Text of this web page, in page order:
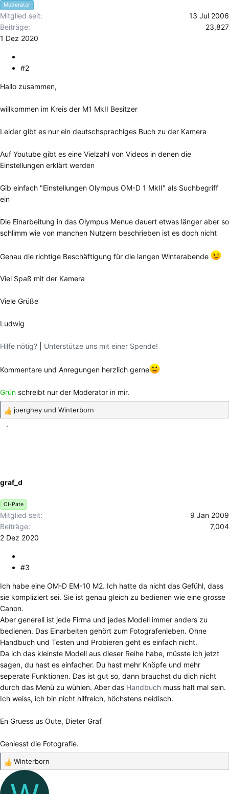
Moderator
Mitglied seit
13 Jul 2006
Beiträge
23,827
1 Dez 2020
#2
Hallo zusammen,
willkommen im Kreis der M1 MkII Besitzer
Leider gibt es nur ein deutschsprachiges Buch zu der Kamera
Auf Youtube gibt es eine Vielzahl von Videos in denen die
Einstellungen erklärt werden
Gib einfach "Einstellungen Olympus OM-D 1 MkII" als Suchbegriff
ein
Die Einarbeitung in das Olympus Menue dauert etwas länger aber so
schlimm wie von manchen Nutzern beschrieben ist es doch nicht
Genau die richtige Beschäftigung für die langen Winterabende
Viel Spaß mit der Kamera
Viele Grüße
Ludwig
Hilfe nötig? Unterstütze uns mit einer Spende!
Kommentare und Anregungen herzlich gerne
Grün schreibt nur der Moderator in mir.
R
e
n
n
:
joerghey und Winterborn
graf_d
CI-Pate
Mitglied seit
9 Jan 2009
Beiträge
7,004
2 Dez 2020
#3
Ich habe eine OM-D EM-10 M2. Ich hatte da nicht das Gefühl, dass
sie kompliziert sei. Sie ist genau gleich zu bedienen wie eine grosse
Canon.
Aber generell ist jede Firma und jedes Modell immer anders zu
bedienen. Das Einarbeiten gehört zum Fotografenleben. Ohne
Handbuch und Testen und Probieren geht es einfach nicht.
Da ich das kleinste Modell aus dieser Reihe habe, müsste ich jetzt
sagen, du hast es einfacher. Du hast mehr Knöpfe und mehr
seperate Funktionen. Das ist gut so, dann brauchst du dich nicht
durch das Menü zu wühlen. Aber das Handbuch muss halt mal sein.
Ich weiss, ich bin nicht hilfreich, höchstens neidisch.
En Gruess us Oute, Dieter Graf
Geniesst die Fotografie.
R
e
Winterborn